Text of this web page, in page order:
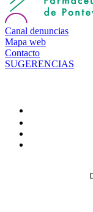
Canal denuncias
Mapa web
Contacto
SUGERENCIAS